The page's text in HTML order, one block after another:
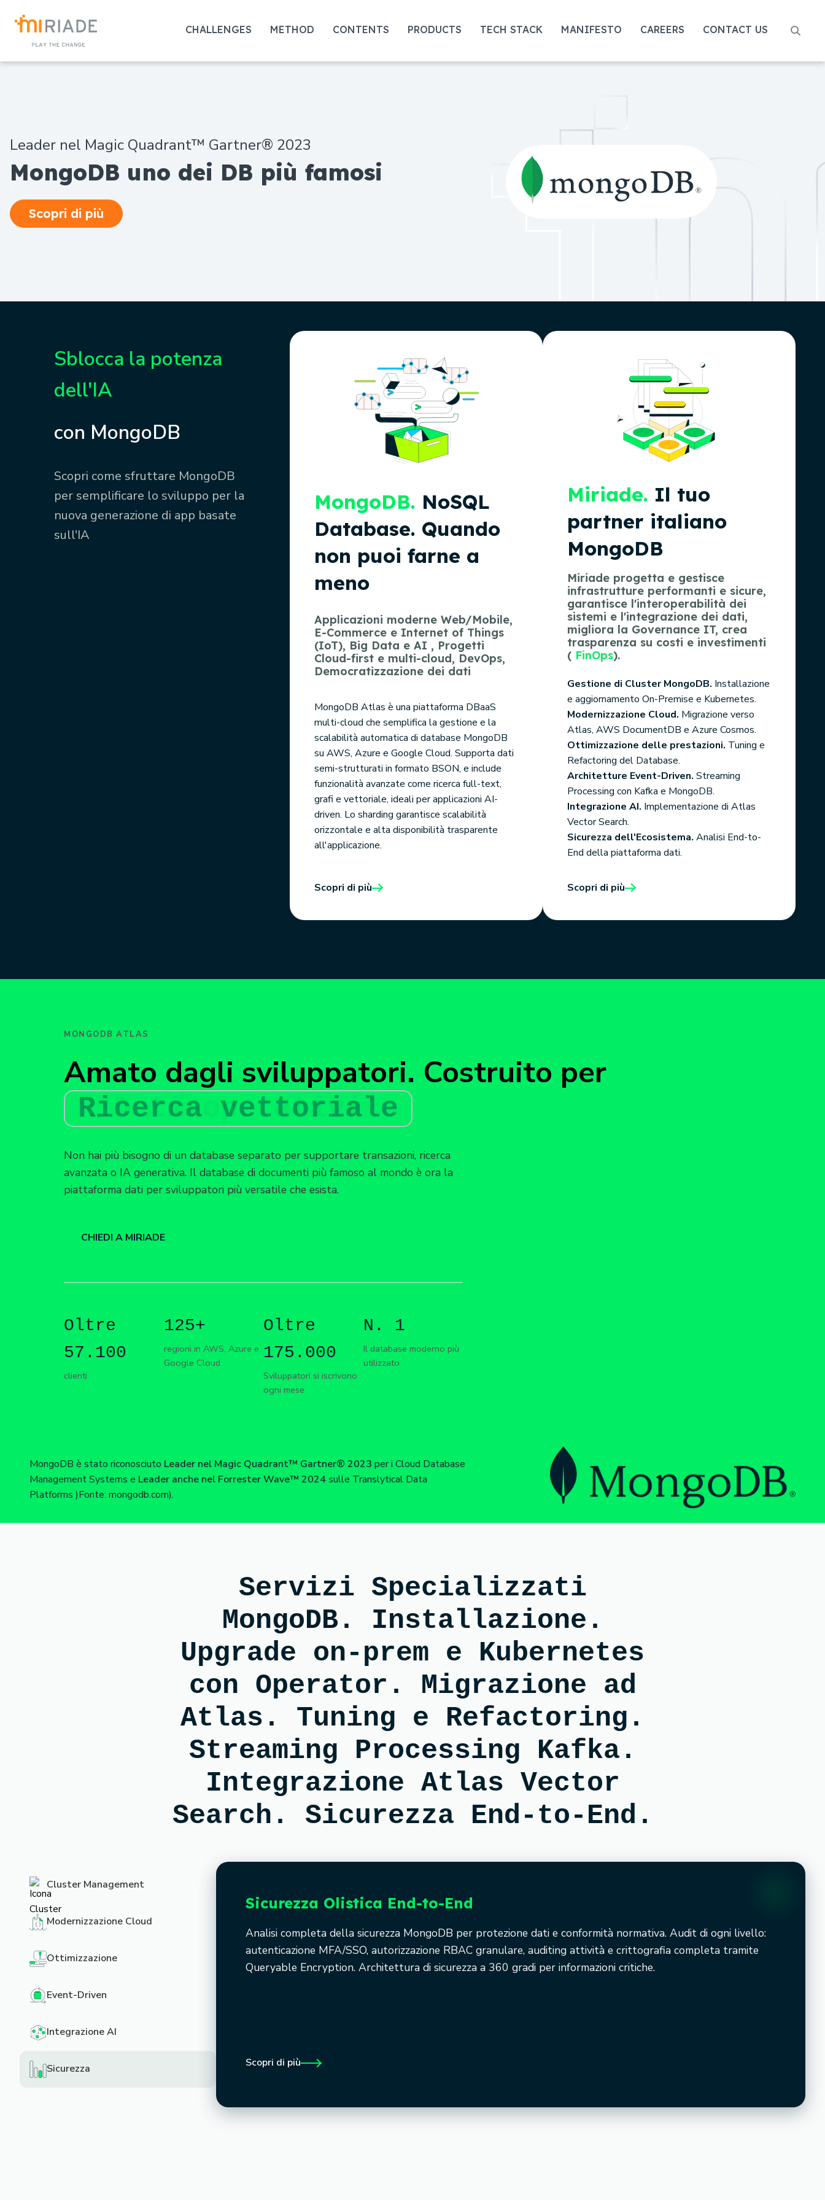
Skip to Main Content
CHALLENGES METHOD CONTENTS PRODUCTS TECH STACK MANIFESTO CAREERS CONTACT US
Leader nel Magic Quadrant™ Gartner® 2023
MongoDB uno dei DB più famosi
Collegamento di
esempio
Scopri di più
Collegamento di esempio
Collegamento di esempio
Sblocca la potenza
dell'IA
con MongoDB
Scopri come sfruttare MongoDB
per semplificare lo sviluppo per la
nuova generazione di app basate
sull'IA
MongoDB. NoSQL
Database. Quando
non puoi farne a
meno
Applicazioni moderne Web/Mobile,
E-Commerce e Internet of Things
(IoT), Big Data e AI , Progetti
Cloud-first e multi-cloud, DevOps,
Democratizzazione dei dati
MongoDB Atlas è una piattaforma DBaaS
multi-cloud che semplifica la gestione e la
scalabilità automatica di database MongoDB
su AWS, Azure e Google Cloud. Supporta dati
semi-strutturati in formato BSON, e include
funzionalità avanzate come ricerca full-text,
grafi e vettoriale, ideali per applicazioni AI-
driven. Lo sharding garantisce scalabilità
orizzontale e alta disponibilità trasparente
all'applicazione.
Scopri di più
Miriade. Il tuo
partner italiano
MongoDB
Miriade progetta e gestisce
infrastrutture performanti e sicure,
garantisce l'interoperabilità dei
sistemi e l'integrazione dei dati,
migliora la Governance IT, crea
trasparenza su costi e investimenti
( FinOps).
Gestione di Cluster MongoDB. Installazione
e aggiornamento On-Premise e Kubernetes.
Modernizzazione Cloud. Migrazione verso
Atlas, AWS DocumentDB e Azure Cosmos.
Ottimizzazione delle prestazioni. Tuning e
Refactoring del Database.
Architetture Event-Driven. Streaming
Processing con Kafka e MongoDB.
Integrazione AI. Implementazione di Atlas
Vector Search.
Sicurezza dell'Ecosistema. Analisi End-to-
End della piattaforma dati.
Scopri di più
MONGODB ATLAS
Amato dagli sviluppatori. Costruito per
Ricerca vettoriale
Non hai più bisogno di un database separato per supportare transazioni, ricerca
avanzata o IA generativa. Il database di documenti più famoso al mondo è ora la
piattaforma dati per sviluppatori più versatile che esista.
CHIEDI A MIRIADE
Oltre
57.100
clienti
125+
regioni in AWS, Azure e
Google Cloud
Oltre
175.000
Sviluppatori si iscrivono
ogni mese
N. 1
Il database moderno più
utilizzato
MongoDB è stato riconosciuto Leader nel Magic Quadrant™ Gartner® 2023 per i Cloud Database
Management Systems e Leader anche nel Forrester Wave™ 2024sulle Translytical Data
Platforms )Fonte: mongodb.com).
Servizi Specializzati
MongoDB. Installazione.
Upgrade on-prem e Kubernetes
con Operator. Migrazione ad
Atlas. Tuning e Refactoring.
Streaming Processing Kafka.
Integrazione Atlas Vector
Search. Sicurezza End-to-End.
Cluster Management
Modernizzazione Cloud
Ottimizzazione
Event-Driven
Integrazione AI
Sicurezza
Sicurezza Olistica End-to-End
Analisi completa della sicurezza MongoDB per protezione dati e conformità normativa. Audit di ogni livello:
autenticazione MFA/SSO, autorizzazione RBAC granulare, auditing attività e crittografia completa tramite
Queryable Encryption. Architettura di sicurezza a 360 gradi per informazioni critiche.
Scopri di più